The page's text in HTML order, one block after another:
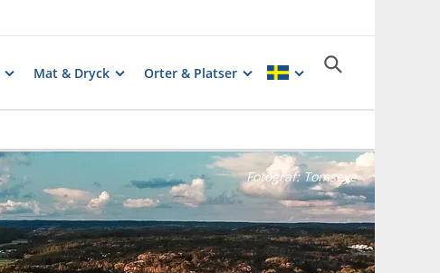
Mat & Dryck Orter & Platser
Fotograf:Tomseye